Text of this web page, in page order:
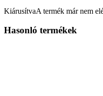
KiárusítvaA termék már nem
Hasonló termékek